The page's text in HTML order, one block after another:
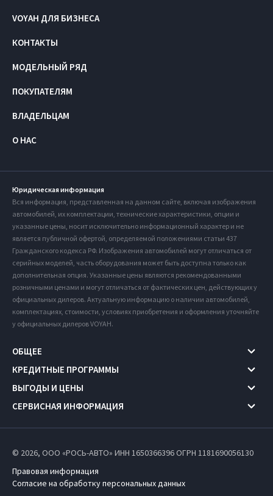
VOYAH ДЛЯ БИЗНЕСА
КОНТАКТЫ
МОДЕЛЬНЫЙ РЯД
ПОКУПАТЕЛЯМ
ВЛАДЕЛЬЦАМ
О НАС
Юридическая информация
Вся информация, представленная на данном сайте, включая изображения
автомобилей, их комплектации, технические характеристики, опции и
указанные цены, носит исключительно информационный характер и не
является публичной офертой, определяемой положениями статьи 437
Гражданского кодекса РФ. Изображения автомобилей могут отличаться от
серийных моделей, часть оборудования может быть доступна только как
дополнительная опция. Указанные цены являются рекомендованными
розничными ценами и могут отличаться от фактических цен, действующих у
официальных дилеров. Актуальную информацию о наличии автомобилей,
комплектациях, стоимости, условиях приобретения и оформления уточняйте
у официальных дилеров VOYAH.
ОБЩЕЕ
КРЕДИТНЫЕ ПРОГРАММЫ
ВЫГОДЫ И ЦЕНЫ
СЕРВИСНАЯ ИНФОРМАЦИЯ
© 2026, ООО «РОСЬ-АВТО» ИНН 1650366396ОГРН 1181690056130
Правовая информация
Согласие на обработку персональных данных